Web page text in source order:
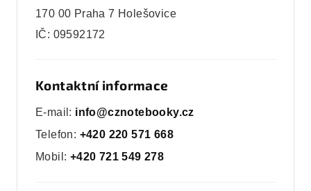
170 00 Praha 7 Holešovice
IČ: 09592172
Kontaktní informace
E-mail: info@cznotebooky.cz
Telefon: +420 220 571 668
Mobil: +420 721 549 278